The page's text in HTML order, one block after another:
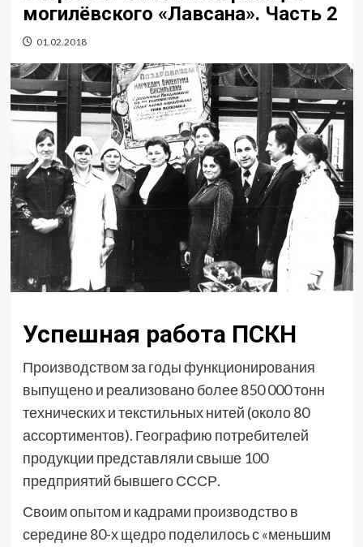
могилёвского «Лавсана». Часть 2
01.02.2018
Успешная работа ПСКН
Производством за годы функционирования
выпущено и реализовано более 850 000 тонн
технических и текстильных нитей (около 80
ассортиментов). Географию потребителей
продукции представляли свыше 100
предприятий бывшего СССР.
Своим опытом и кадрами производство в
середине 80-х щедро поделилось с «меньшим